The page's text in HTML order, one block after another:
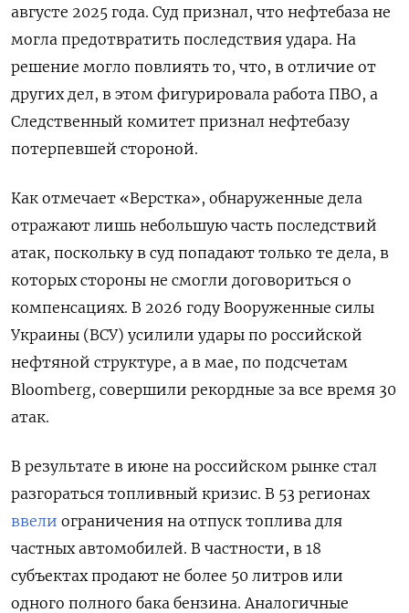
августе 2025 года. Суд признал, что нефтебаза не
могла предотвратить последствия удара. На
решение могло повлиять то, что, в отличие от
других дел, в этом фигурировала работа ПВО, а
Следственный комитет признал нефтебазу
потерпевшей стороной.
Как отмечает «Верстка», обнаруженные дела
отражают лишь небольшую часть последствий
атак, поскольку в суд попадают только те дела, в
которых стороны не смогли договориться о
компенсациях. В 2026 году Вооруженные силы
Украины (ВСУ) усилили удары по российской
нефтяной структуре, а в мае, по подсчетам
Bloomberg, совершили рекордные за все время 30
атак.
В результате в июне на российском рынке стал
разгораться топливный кризис. В 53 регионах
ввели ограничения на отпуск топлива для
частных автомобилей. В частности, в 18
субъектах продают не более 50 литров или
одного полного бака бензина. Аналогичные